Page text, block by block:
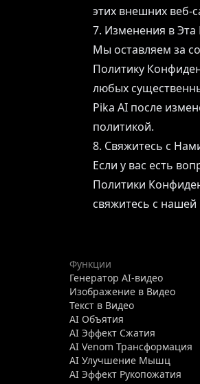
этих внешних веб-
7. Изменения в
Мы оставляем за
Политику
любых
Pika AI после
политикой.
8. Свяжитесь с
Если у вас есть
Политики
свяжитесь с
Функции
Генератор AI-видео
Изображение в Видео
Текст в Видео
AI Объятия
AI Эффект Сжатия
AI Venom Трансформация
AI Улучшение Мышц
AI Эффект Рукопожатия